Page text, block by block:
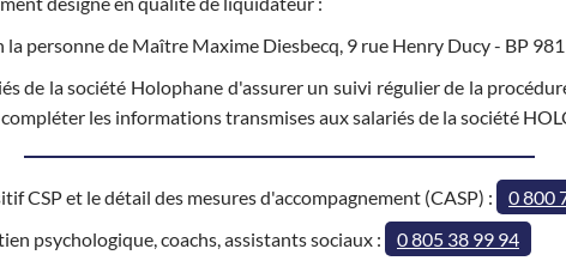
la personne de Maître Maxime Diesbecq, 9 rue Henry Ducy - BP
de la société Holophane d'assurer un suivi régulier de la
les informations transmises aux salariés de la société
CSP et le détail des mesures d'accompagnement (CASP) :
0 800
psychologique, coachs, assistants sociaux :
0 805 38 99 94